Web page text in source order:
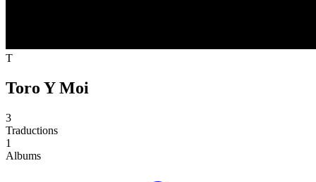
T
Toro Y Moi
3
Traductions
1
Albums